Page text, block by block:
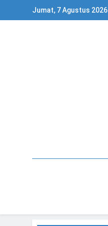
Jumat, 7 Agustus 2026